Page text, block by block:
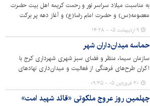
به مناسبت میلاد سراسر نور و رحمت کریمه اهل بیت حضرت
معصومه(س) و حضرت امام رضا(ع) و آغاز دهه پر برکت
کرامت، سازمان سیما منظر و فضای سبز شهری شهرداری کرج
اقدام به فضاسازی شهر در مناطق ۱۰گانه کرده است.
۹ اردیبهشت ۰۵ - ۱۴:۲۸
حماسه میدان‌داران شهر
سازمان سیما، منظر و فضای سبز شهری شهرداری کرج با
اکران طرح‌های فرهنگی از فعالیت و میدان‌داری نهادهای
خدمت‌رسان در حوزه‌های مختلف که همچنان پای کار هستند و
به خدمت‌رسانی و انجام وظایف خود مشغول هستند، قدردانی
کرد.
۳۰ فروردین ۰۵ - ۰۹:۳۵
چهلمین روز عروج ملکوتی «قائد شهید امت»